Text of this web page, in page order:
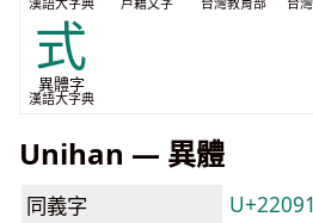
漢語大字典 戶籍文字 台灣教育部 台
式
異體字
漢語大字典
Unihan — 異體
同義字